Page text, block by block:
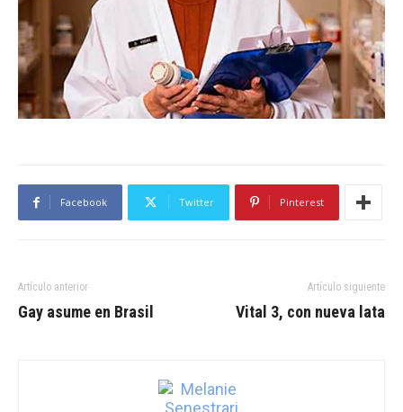
Facebook Twitter Pinterest
Artículo anterior
Gay asume en Brasil
Artículo siguiente
Vital 3, con nueva lata